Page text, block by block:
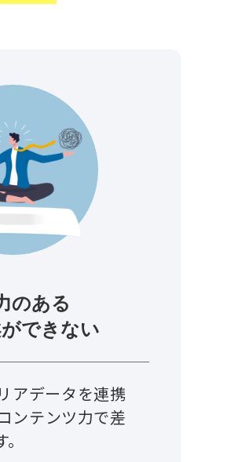
のある
できない
アデータを連携
ンテンツ力で差